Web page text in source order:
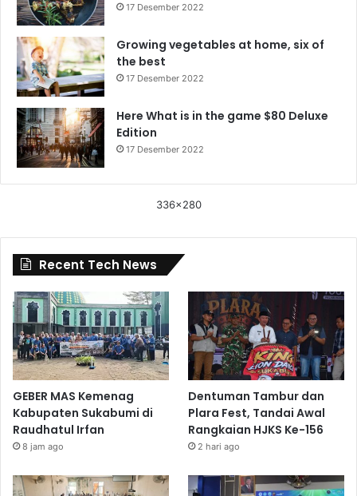
17 Desember 2022
Growing vegetables at home, six of
the best
17 Desember 2022
Here What is in the game $80 Deluxe
Edition
17 Desember 2022
336x280
Recent Tech News
GEBER MAS Kemenag
Kabupaten Sukabumi di
Raudhatul Irfan
8 jam ago
Dentuman Tambur dan
Plara Fest, Tandai Awal
Rangkaian HJKS Ke-156
2 hari ago